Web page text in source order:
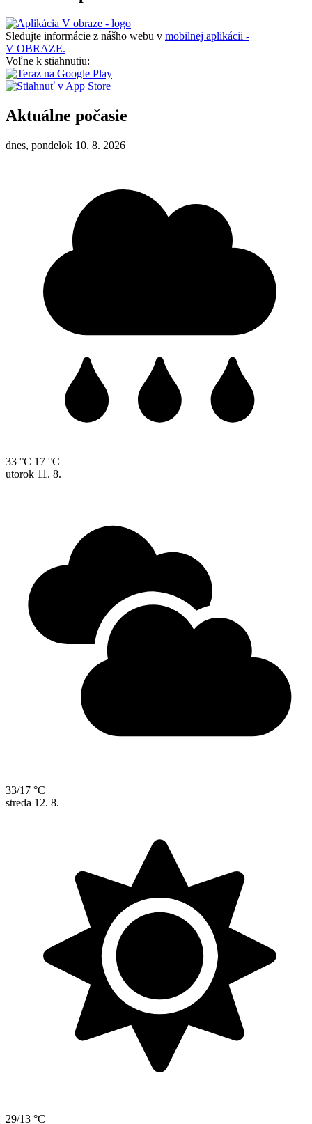
Sledujte informácie z nášho webu v mobilnej aplikácii -
V OBRAZE.
Voľne k stiahnutiu:
Aktuálne počasie
dnes, pondelok 10. 8. 2026
33 °C 17 °C
utorok 11. 8.
33/17 °C
streda 12. 8.
29/13 °C